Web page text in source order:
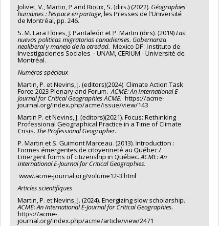
Jolivet, V., Martin, P and Rioux, S. (dirs.) (2022). Géographies
humaines : l’espace en partage, les Presses de l’Université
de Montréal, pp. 246.
S. M. Lara Flores, J. Pantaleón et P. Martin (dirs). (2019)Las
nuevas politicas migratorias canadienses. Gobernanza
neoliberal y manejo de la otredad. Mexico DF : Instituto de
Investigaciones Sociales – UNAM, CERIUM - Université de
Montréal.
Numérosspéciaux
Martin, P. et Nevins, J. (editors)(2024). Climate Action Task
Force 2023 Plenary and Forum.ACME: An International E-
Journal for Critical Geographies ACME. https://acme-
journal.org/index.php/acme/issue/view/143
Martin P. et Nevins, J. (editors)(2021). Focus: Rethinking
Professional Geographical Practice in a Time of Climate
Crisis. The Professional Geographer.
P. Martin et S. Guimont Marceau. (2013). Introduction :
Formes émergentes de citoyenneté au Québec /
Emergent forms of citizenship in Québec.ACME: An
International E-Journal for Critical Geographies.
www.acme-journal.org/volume12-3.html
Articles scientifiques
Martin, P. et Nevins, J. (2024). Energizing slow scholarship.
ACME: An International E-Journal for Critical Geographies.
https://acme-
journal.org/index.php/acme/article/view/2471